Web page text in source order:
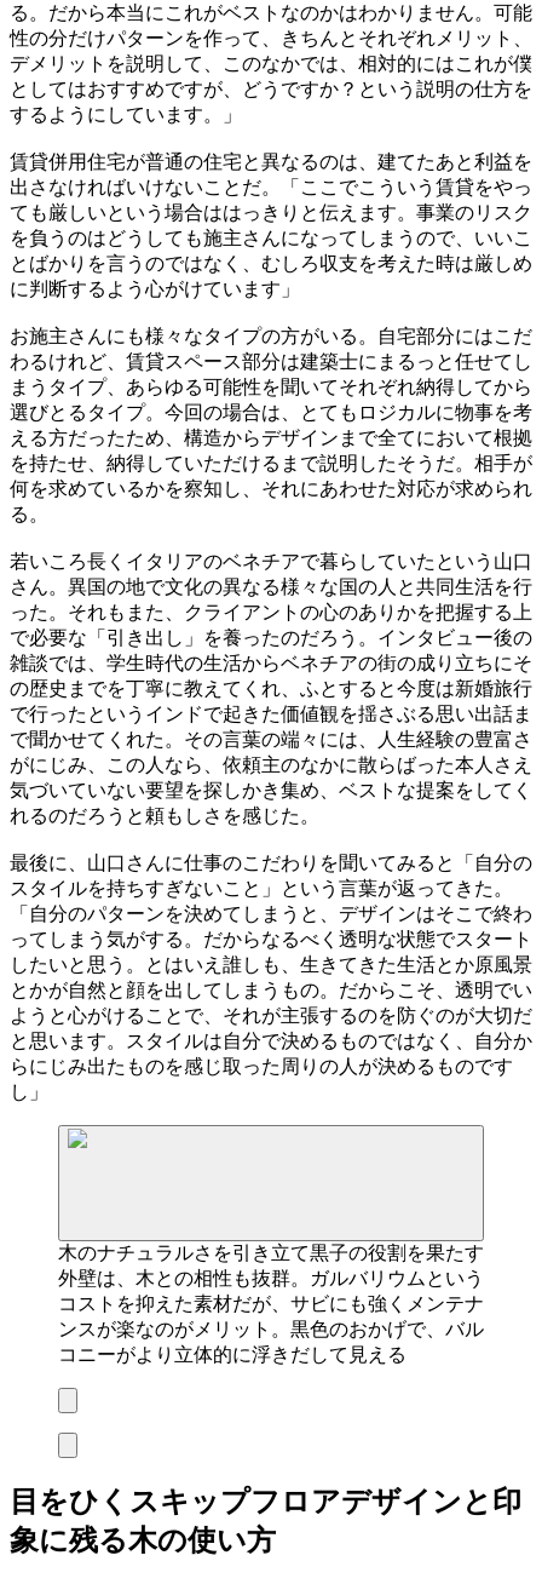
る。だから本当にこれがベストなのかはわかりません。可能
性の分だけパターンを作って、きちんとそれぞれメリット、
デメリットを説明して、このなかでは、相対的にはこれが僕
としてはおすすめですが、どうですか？という説明の仕方を
するようにしています。」
賃貸併用住宅が普通の住宅と異なるのは、建てたあと利益を
出さなければいけないことだ。「ここでこういう賃貸をやっ
ても厳しいという場合ははっきりと伝えます。事業のリスク
を負うのはどうしても施主さんになってしまうので、いいこ
とばかりを言うのではなく、むしろ収支を考えた時は厳しめ
に判断するよう心がけています」
お施主さんにも様々なタイプの方がいる。自宅部分にはこだ
わるけれど、賃貸スペース部分は建築士にまるっと任せてし
まうタイプ、あらゆる可能性を聞いてそれぞれ納得してから
選びとるタイプ。今回の場合は、とてもロジカルに物事を考
える方だったため、構造からデザインまで全てにおいて根拠
を持たせ、納得していただけるまで説明したそうだ。相手が
何を求めているかを察知し、それにあわせた対応が求められ
る。
若いころ長くイタリアのベネチアで暮らしていたという山口
さん。異国の地で文化の異なる様々な国の人と共同生活を行
った。それもまた、クライアントの心のありかを把握する上
で必要な「引き出し」を養ったのだろう。インタビュー後の
雑談では、学生時代の生活からベネチアの街の成り立ちにそ
の歴史までを丁寧に教えてくれ、ふとすると今度は新婚旅行
で行ったというインドで起きた価値観を揺さぶる思い出話ま
で聞かせてくれた。その言葉の端々には、人生経験の豊富さ
がにじみ、この人なら、依頼主のなかに散らばった本人さえ
気づいていない要望を探しかき集め、ベストな提案をしてく
れるのだろうと頼もしさを感じた。
最後に、山口さんに仕事のこだわりを聞いてみると「自分の
スタイルを持ちすぎないこと」という言葉が返ってきた。
「自分のパターンを決めてしまうと、デザインはそこで終わ
ってしまう気がする。だからなるべく透明な状態でスタート
したいと思う。とはいえ誰しも、生きてきた生活とか原風景
とかが自然と顔を出してしまうもの。だからこそ、透明でい
ようと心がけることで、それが主張するのを防ぐのが大切だ
と思います。スタイルは自分で決めるものではなく、自分か
らにじみ出たものを感じ取った周りの人が決めるものです
し」
木のナチュラルさを引き立て黒子の役割を果たす
外壁は、木との相性も抜群。ガルバリウムという
コストを抑えた素材だが、サビにも強くメンテナ
ンスが楽なのがメリット。黒色のおかげで、バル
コニーがより立体的に浮きだして見える
目をひくスキップフロアデザインと印
象に残る木の使い方